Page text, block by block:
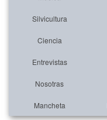
Silvicultura
Ciencia
Entrevistas
Nosotras
Mancheta